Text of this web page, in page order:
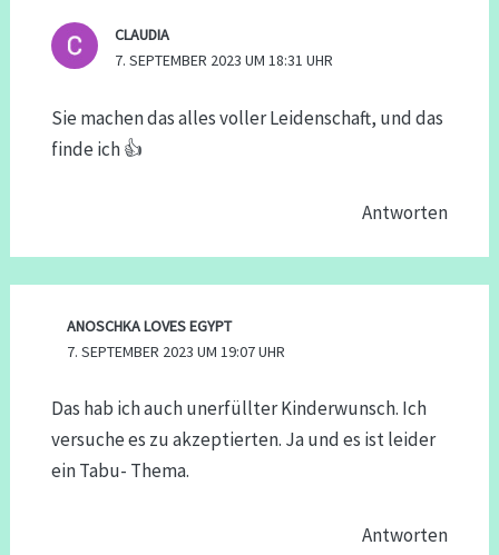
CLAUDIA
7. SEPTEMBER 2023 UM 18:31 UHR
Sie machen das alles voller Leidenschaft, und das
finde ich 👍
Antworten
ANOSCHKA LOVES EGYPT
7. SEPTEMBER 2023 UM 19:07 UHR
Das hab ich auch unerfüllter Kinderwunsch. Ich
versuche es zu akzeptierten. Ja und es ist leider
ein Tabu- Thema.
Antworten